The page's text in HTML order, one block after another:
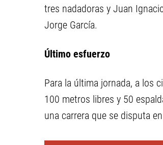
tres nadadoras y Juan
Jorge García.
Último esfuerzo
Para la última jornada, a los
100 metros libres y 50
una carrera que se disputa